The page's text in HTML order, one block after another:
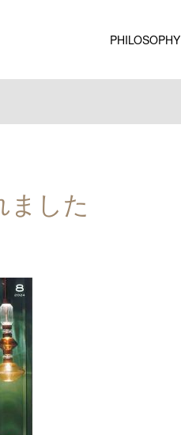
PHILOSOPHY
ました